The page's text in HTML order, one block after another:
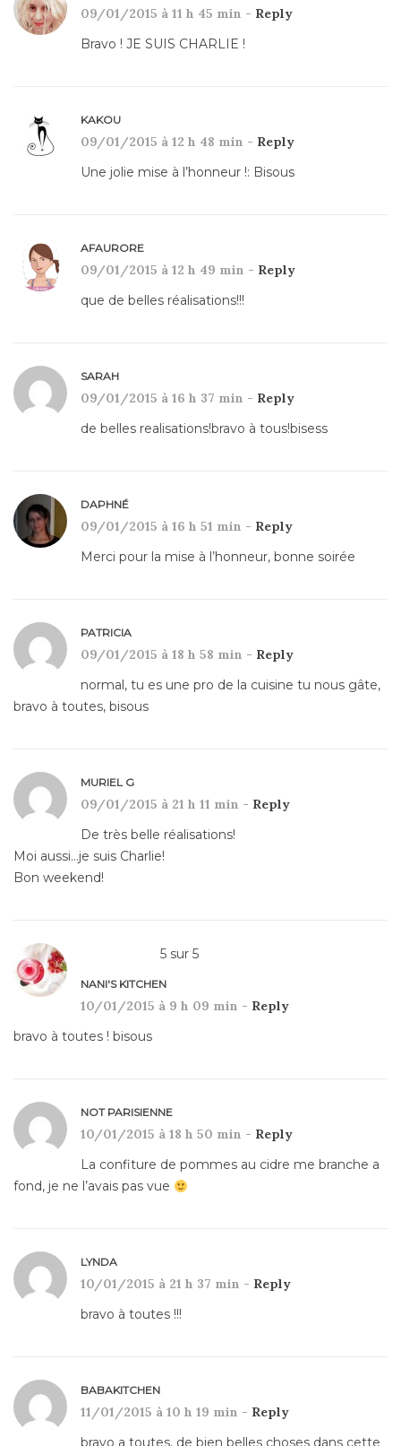
09/01/2015 à 11 h 45 min - Reply
Bravo ! JE SUIS CHARLIE !
KAKOU
09/01/2015 à 12 h 48 min - Reply
Une jolie mise à l’honneur !: Bisous
AFAURORE
09/01/2015 à 12 h 49 min - Reply
que de belles réalisations!!!
SARAH
09/01/2015 à 16 h 37 min - Reply
de belles realisations!bravo à tous!bisess
DAPHNÉ
09/01/2015 à 16 h 51 min - Reply
Merci pour la mise à l’honneur, bonne soirée
PATRICIA
09/01/2015 à 18 h 58 min - Reply
normal, tu es une pro de la cuisine tu nous gâte,
bravo à toutes, bisous
MURIEL G
09/01/2015 à 21 h 11 min - Reply
De très belle réalisations!
Moi aussi…je suis Charlie!
Bon weekend!
5 sur 5
NANI'S KITCHEN
10/01/2015 à 9 h 09 min - Reply
bravo à toutes ! bisous
NOT PARISIENNE
10/01/2015 à 18 h 50 min - Reply
La confiture de pommes au cidre me branche a
fond, je ne l’avais pas vue
LYNDA
10/01/2015 à 21 h 37 min - Reply
bravo à toutes !!!
BABAKITCHEN
11/01/2015 à 10 h 19 min - Reply
bravo a toutes, de bien belles choses dans cette